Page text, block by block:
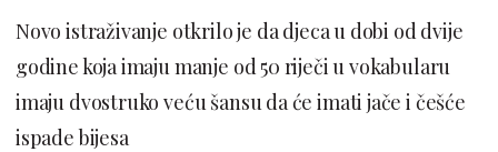
Novo istraživanje otkrilo je da djeca u dobi od dvije
godine koja imaju manje od 50 riječi u vokabularu
imaju dvostruko veću šansu da će imati jače i češće
ispade bijesa